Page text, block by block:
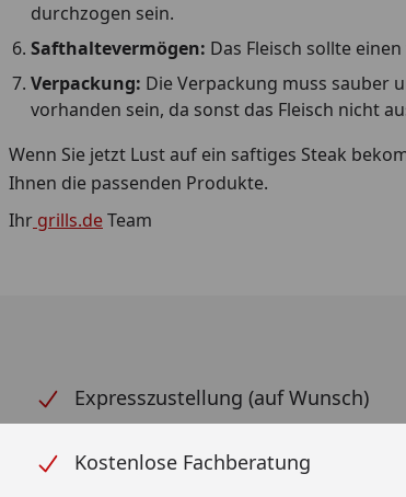
durchzogen sein.
Safthaltevermögen: Das Fleisch sollte
Verpackung: Die Verpackung muss sauber
vorhanden sein, da sonst das Fleisch nicht
Wenn Sie jetzt Lust auf ein saftiges Steak
Ihnen die passenden Produkte.
Ihr grills.deTeam
Expresszustellung (auf Wunsch)
Kostenlose Fachberatung